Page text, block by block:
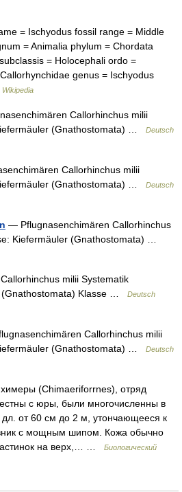
= Ischyodus fossil range = Middle
= Animalia phylum = Chordata
= Holocephali ordo =
genus = Ischyodus
Wikipedia
Callorhinchus milii
(Gnathostomata) …
Deutsch
Callorhinchus milii
(Gnathostomata) …
Deutsch
— Pflugnasenchimären Callorhinchus
Kiefermäuler (Gnathostomata) …
milii Systematik
(Gnathostomata) Klasse …
Deutsch
Callorhinchus milii
(Gnathostomata) …
Deutsch
(Chimaeriforrnes), отряд
с юры, были многочисленны в
дл. от 60 см до 2 м, утончающееся к
с мощным шипом. Кожа обычно
на верх,… …
Биологический